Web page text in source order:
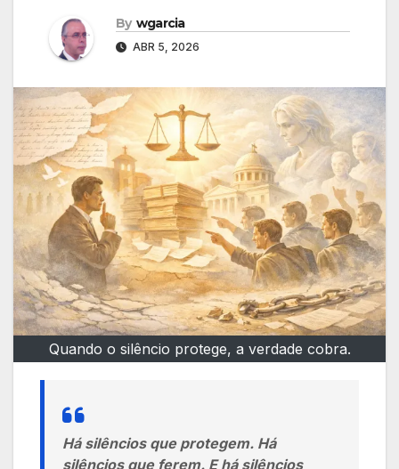
By wgarcia
ABR 5, 2026
Quando o silêncio protege, a verdade cobra.
Há silêncios que protegem. Há
silêncios que ferem. E há silêncios